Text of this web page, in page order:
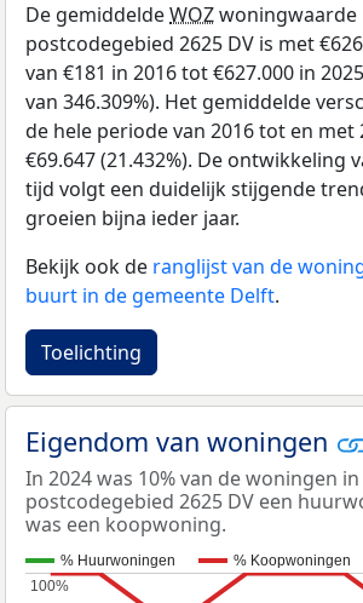
De gemiddeldeWOZwoningwaarde
postcodegebied 2625 DV is met
van €181 in 2016 tot €627.000 in
van 346.309%). Het gemiddelde
de hele periode van 2016 tot en met
€69.647 (21.432%). De ontwikkeling
tijd volgt een duidelijk stijgende
groeien bijna ieder jaar.
Bekijk ook de ranglijst van de
buurt in de gemeente Delft.
Toelichting
Eigendom van woningen
In 2024 was 10% van de woningen
postcodegebied 2625 DV een
was een koopwoning.
% Huurwoningen
% Koopwoningen
100%
100%